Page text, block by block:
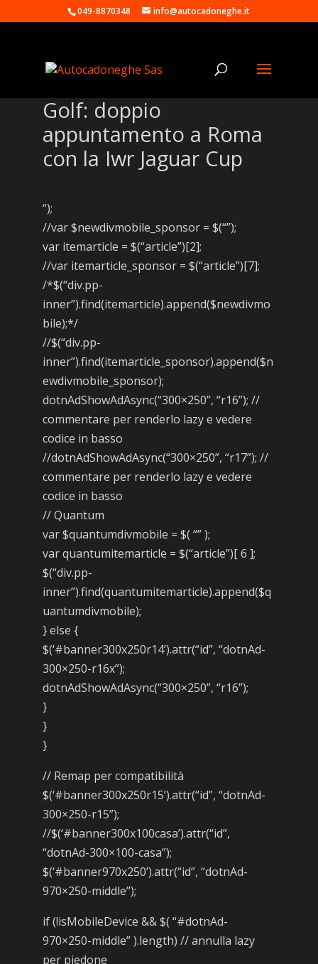
049-8870348 info@autocadoneghe.it
Golf: doppio
appuntamento a Roma
con la Iwr Jaguar Cup
“);
//var $newdivmobile_sponsor = $(“”);
var itemarticle = $(“article”)[2];
//var itemarticle_sponsor = $(“article”)[7];
/*$(“div.pp-
inner”).find(itemarticle).append($newdivmo
bile);*/
//$(“div.pp-
inner”).find(itemarticle_sponsor).append($n
ewdivmobile_sponsor);
dotnAdShowAdAsync(“300×250”, “r16”); //
commentare per renderlo lazy e vedere
codice in basso
//dotnAdShowAdAsync(“300×250”, “r17”); //
commentare per renderlo lazy e vedere
codice in basso
// Quantum
var $quantumdivmobile = $( “” );
var quantumitemarticle = $(“article”)[ 6 ];
$(“div.pp-
inner”).find(quantumitemarticle).append($q
uantumdivmobile);
} else {
$(‘#banner300x250r14’).attr(“id”, “dotnAd-
300×250-r16x”);
dotnAdShowAdAsync(“300×250”, “r16”);
}
}
}
// Remap per compatibilità
$(‘#banner300x250r15’).attr(“id”, “dotnAd-
300×250-r15”);
//$(‘#banner300x100casa’).attr(“id”,
“dotnAd-300×100-casa”);
$(‘#banner970x250’).attr(“id”, “dotnAd-
970×250-middle”);
if (!isMobileDevice && $( “#dotnAd-
970×250-middle” ).length) // annulla lazy
per piedone